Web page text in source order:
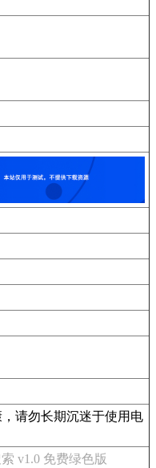
请勿长期沉迷于使用电
v1.0 免费绿色版